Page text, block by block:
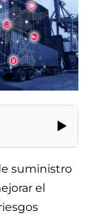
suministro
el